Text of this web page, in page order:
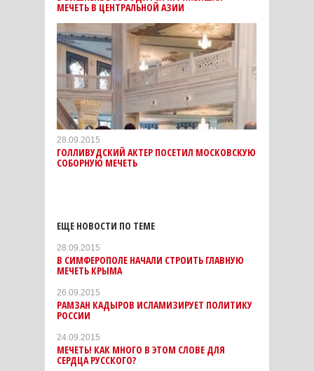
МЕЧЕТЬ В ЦЕНТРАЛЬНОЙ АЗИИ
28.09.2015
ГОЛЛИВУДСКИЙ АКТЕР ПОСЕТИЛ МОСКОВСКУЮ
СОБОРНУЮ МЕЧЕТЬ
ЕЩЕ НОВОСТИ ПО ТЕМЕ
28.09.2015
В СИМФЕРОПОЛЕ НАЧАЛИ СТРОИТЬ ГЛАВНУЮ
МЕЧЕТЬ КРЫМА
26.09.2015
РАМЗАН КАДЫРОВ ИСЛАМИЗИРУЕТ ПОЛИТИКУ
РОССИИ
24.09.2015
МЕЧЕТЬ! КАК МНОГО В ЭТОМ СЛОВЕ ДЛЯ
СЕРДЦА РУССКОГО?